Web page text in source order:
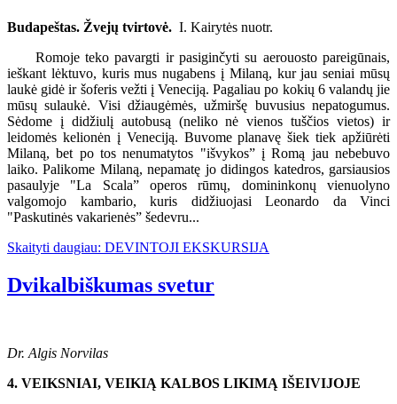
Budapeštas. Žvejų tvirtovė. I. Kairytės nuotr.
Romoje teko pavargti ir pasiginčyti su aerouosto pareigūnais,
ieškant lėktuvo, kuris mus nugabens į Milaną, kur jau seniai mūsų
laukė gidė ir šoferis vežti į Veneciją. Pagaliau po kokių 6 valandų jie
mūsų sulaukė. Visi džiaugėmės, užmiršę buvusius nepatogumus.
Sėdome į didžiulį autobusą (neliko nė vienos tuščios vietos) ir
leidomės kelionėn į Veneciją. Buvome planavę šiek tiek apžiūrėti
Milaną, bet po tos nenumatytos "išvykos” į Romą jau nebebuvo
laiko. Palikome Milaną, nepamatę jo didingos katedros, garsiausios
pasaulyje "La Scala” operos rūmų, domininkonų vienuolyno
valgomojo kambario, kuris didžiuojasi Leonardo da Vinci
"Paskutinės vakarienės” šedevru...
Skaityti daugiau: DEVINTOJI EKSKURSIJA
Dvikalbiškumas svetur
Dr. Algis Norvilas
4. VEIKSNIAI, VEIKIĄ KALBOS LIKIMĄ IŠEIVIJOJE